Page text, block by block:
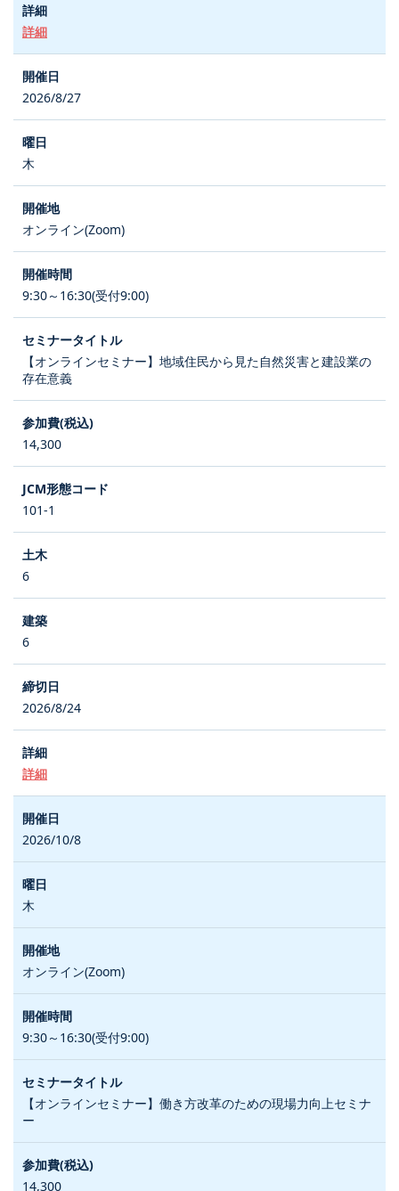
詳細
2026/8/27
木
オンライン(Zoom)
9:30～16:30(受付9:00)
【オンラインセミナー】地域住民から見た自然災害と建設業の
存在意義
14,300
101-1
6
6
2026/8/24
詳細
2026/10/8
木
オンライン(Zoom)
9:30～16:30(受付9:00)
【オンラインセミナー】働き方改革のための現場力向上セミナ
ー
14,300